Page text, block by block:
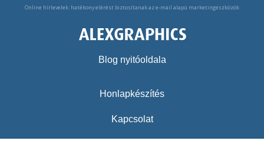
Online hírlevelek: hatékony elérést biztosítanak az e-mail alapú marketingeszközök
Blog nyitóoldala
Honlapkészítés
Kapcsolat